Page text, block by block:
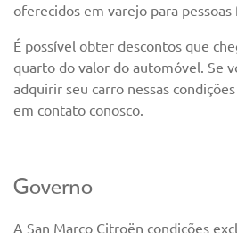
oferecidos em varejo para pessoas
É possível obter descontos que
quarto do valor do automóvel. Se
adquirir seu carro nessas
em contato conosco.
Governo
A San Marco Citroën condições